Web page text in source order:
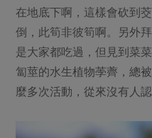
在地底下啊，這樣會砍到
倒，此筍非彼筍啊。另外
是大家都吃過，但見到菜
匐莖的水生植物荸薺，總
麼多次活動，從來沒有人認